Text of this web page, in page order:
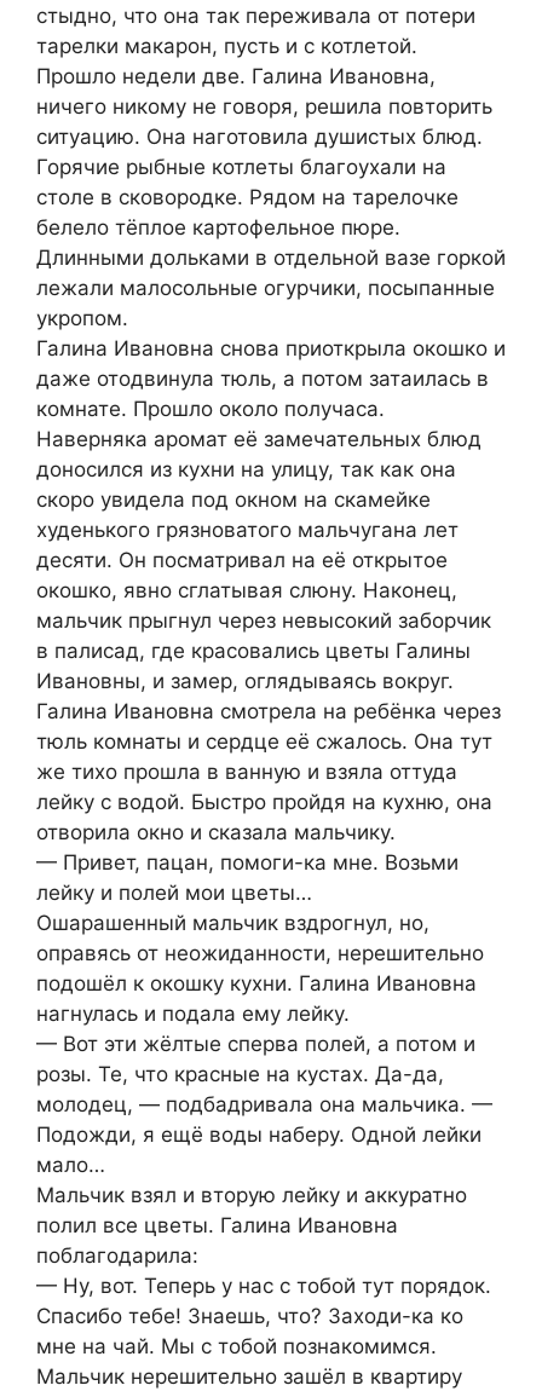
стыдно, что она так переживала от потери
тарелки макарон, пусть и с котлетой.
Прошло недели две. Галина Ивановна,
ничего никому не говоря, решила повторить
ситуацию. Она наготовила душистых блюд.
Горячие рыбные котлеты благоухали на
столе в сковородке. Рядом на тарелочке
белело тёплое картофельное пюре.
Длинными дольками в отдельной вазе горкой
лежали малосольные огурчики, посыпанные
укропом.
Галина Ивановна снова приоткрыла окошко и
даже отодвинула тюль, а потом затаилась в
комнате. Прошло около получаса.
Наверняка аромат её замечательных блюд
доносился из кухни на улицу, так как она
скоро увидела под окном на скамейке
худенького грязноватого мальчугана лет
десяти. Он посматривал на её открытое
окошко, явно сглатывая слюну. Наконец,
мальчик прыгнул через невысокий заборчик
в палисад, где красовались цветы Галины
Ивановны, и замер, оглядываясь вокруг.
Галина Ивановна смотрела на ребёнка через
тюль комнаты и сердце её сжалось. Она тут
же тихо прошла в ванную и взяла оттуда
лейку с водой. Быстро пройдя на кухню, она
отворила окно и сказала мальчику.
— Привет, пацан, помоги-ка мне. Возьми
лейку и полей мои цветы…
Ошарашенный мальчик вздрогнул, но,
оправясь от неожиданности, нерешительно
подошёл к окошку кухни. Галина Ивановна
нагнулась и подала ему лейку.
— Вот эти жёлтые сперва полей, а потом и
розы. Те, что красные на кустах. Да-да,
молодец, — подбадривала она мальчика. —
Подожди, я ещё воды наберу. Одной лейки
мало…
Мальчик взял и вторую лейку и аккуратно
полил все цветы. Галина Ивановна
поблагодарила:
— Ну, вот. Теперь у нас с тобой тут порядок.
Спасибо тебе! Знаешь, что? Заходи-ка ко
мне на чай. Мы с тобой познакомимся.
Мальчик нерешительно зашёл в квартиру